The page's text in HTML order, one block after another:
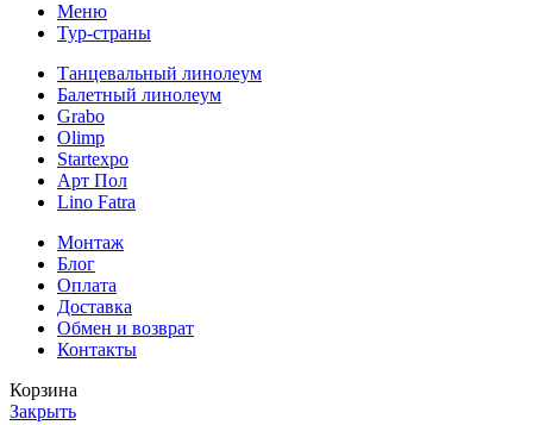
Меню
Тур-страны
Танцевальный линолеум
Балетный линолеум
Grabo
Olimp
Startexpo
Арт Пол
Lino Fatra
Монтаж
Блог
Оплата
Доставка
Обмен и возврат
Контакты
Корзина
Закрыть